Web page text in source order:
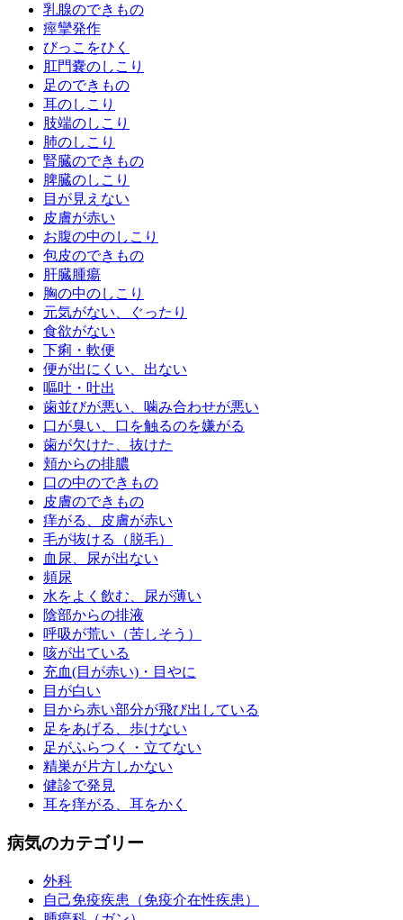
乳腺のできもの
痙攣発作
びっこをひく
肛門嚢のしこり
足のできもの
耳のしこり
肢端のしこり
肺のしこり
腎臓のできもの
脾臓のしこり
目が見えない
皮膚が赤い
お腹の中のしこり
包皮のできもの
肝臓腫瘍
胸の中のしこり
元気がない、ぐったり
食欲がない
下痢・軟便
便が出にくい、出ない
嘔吐・吐出
歯並びが悪い、噛み合わせが悪い
口が臭い、口を触るのを嫌がる
歯が欠けた、抜けた
頬からの排膿
口の中のできもの
皮膚のできもの
痒がる、皮膚が赤い
毛が抜ける（脱毛）
血尿、尿が出ない
頻尿
水をよく飲む、尿が薄い
陰部からの排液
呼吸が荒い（苦しそう）
咳が出ている
充血(目が赤い)・目やに
目が白い
目から赤い部分が飛び出している
足をあげる、歩けない
足がふらつく・立てない
精巣が片方しかない
健診で発見
耳を痒がる、耳をかく
病気のカテゴリー
外科
自己免疫疾患（免疫介在性疾患）